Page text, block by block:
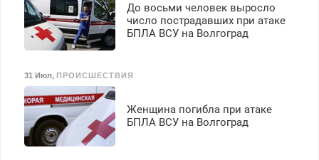
До восьми человек выросло
число пострадавших при атаке
БПЛА ВСУ на Волгоград
31 Июл, ПРОИСШЕСТВИЯ
Женщина погибла при атаке
БПЛА ВСУ на Волгоград